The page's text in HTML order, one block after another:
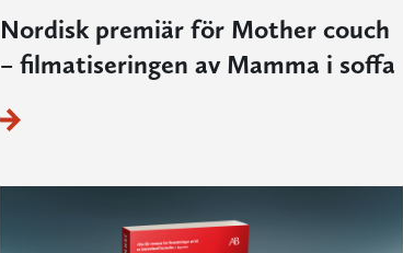
Nordisk premiär för Mother couch
– filmatiseringen av Mamma i soffa